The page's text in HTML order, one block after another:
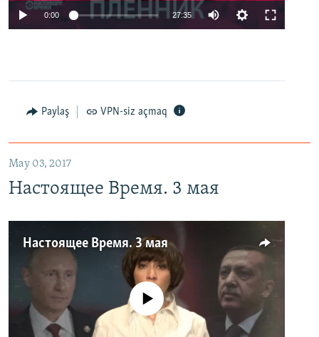
0:00 27:35
Paylaş VPN-siz açmaq
May 03, 2017
Настоящее Время. 3 мая
Настоящее Время. 3 мая
No media source currently available